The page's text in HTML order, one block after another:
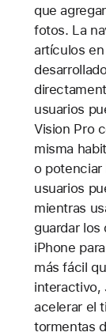
que
fotos. La
artículos
usuarios
Vision Pro
misma
o potenciar
usuarios
mientras
guardar los
iPhone
más fácil
interactivo,
acelerar el
tormentas